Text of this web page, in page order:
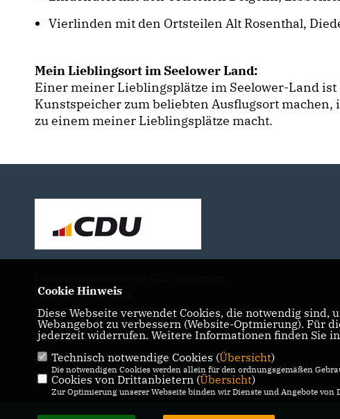
Vierlinden mit den Ortsteilen Alt Rosenthal,
Mein Lieblingsort im Seelower Land:
Einer meiner Lieblingsplätze im Seelower-Land
Kunstspeicher zum beliebten Ausflugsort
zu einem meiner Lieblingsplätze macht.
Landtag Brandenburg
IMPRESSUM DATENSCHUTZ KONTAKT
Cookie Hinweis
Diese Webseite verwendet Cookies, die notwendig
Webangebot zu verbessern (Website-Optmierung). Für
jederzeit widerrufen. Weitere Informationen finden Sie
Technisch notwendige Cookies (Übersicht)
Die notwendigen Cookies werden allein für den ordnungsgemäßen
Cookies von Drittanbietern (Übersicht)
Zur Optimierung unserer Webseite binden wir Dienste und Angebote von